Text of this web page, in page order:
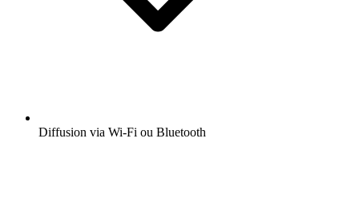
Diffusion via Wi-Fi ou Bluetooth